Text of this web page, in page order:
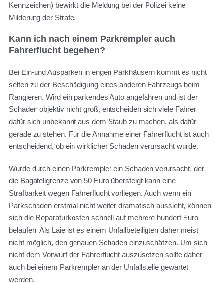
Kennzeichen) bewirkt die Meldung bei der Polizei keine
Milderung der Strafe.
Kann ich nach einem Parkrempler auch
Fahrerflucht begehen?
Bei Ein-und Ausparken in engen Parkhäusern kommt es nicht
selten zu der Beschädigung eines anderen Fahrzeugs beim
Rangieren. Wird ein parkendes Auto angefahren und ist der
Schaden objektiv nicht groß, entscheiden sich viele Fahrer
dafür sich unbekannt aus dem Staub zu machen, als dafür
gerade zu stehen. Für die Annahme einer Fahrerflucht ist auch
entscheidend, ob ein wirklicher Schaden verursacht wurde.
Wurde durch einen Parkrempler ein Schaden verursacht, der
die Bagatellgrenze von 50 Euro übersteigt kann eine
Strafbarkeit wegen Fahrerflucht vorliegen. Auch wenn ein
Parkschaden erstmal nicht weiter dramatisch aussieht, können
sich die Reparaturkosten schnell auf mehrere hundert Euro
belaufen. Als Laie ist es einem Unfallbeteiligten daher meist
nicht möglich, den genauen Schaden einzuschätzen. Um sich
nicht dem Vorwurf der Fahrerflucht auszusetzen sollte daher
auch bei einem Parkrempler an der Unfallstelle gewartet
werden.